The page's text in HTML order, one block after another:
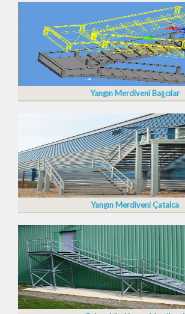
Yangın Merdiveni Bağcılar
Yangın Merdiveni Çatalca